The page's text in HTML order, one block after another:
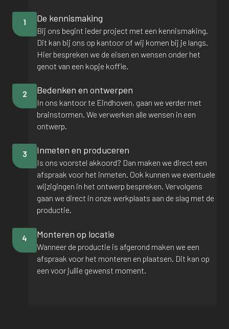
1 De kennismaking
Bij ons begint ieder project met een kennismaking.
Dit kan bij ons op kantoor of wij komen bij je langs.
Hier bespreken we de eisen en wensen onder het
genot van een kopje koffie.
2 Bedenken en ontwerpen
In ons kantoor te Eindhoven, gaan we verder met
brainstormen. We verwerken alle wensen in een
ontwerp.
3 Inmeten en produceren
Is ons voorstel akkoord? Dan maken we direct een
afspraak voor het inmeten. Ook kunnen we eventuele
wijzigingen in het ontwerp bespreken. Vervolgens
gaan we direct in onze werkplaats aan de slag met de
productie.
4 Monteren op locatie
Wanneer de productie is afgerond maken we een
afspraak voor het monteren en plaatsen. Dit kan op
een voor jullie gewenst moment.